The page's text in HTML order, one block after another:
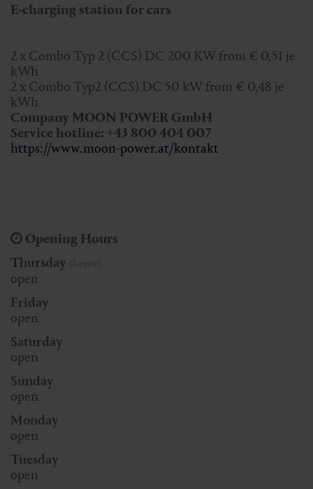
E-charging station for cars
2 x Combo Typ 2 (CCS) DC 200 KW from € 0,51 je
kWh
2 x Combo Typ2 (CCS) DC 50 kW from € 0,48 je
kWh
Company MOON POWER GmbH
Service hotline: +43 800 404 007
https://www.moon-power.at/kontakt
Opening Hours
Thursday
open
Friday
open
Saturday
open
Sunday
open
Monday
open
Tuesday
open